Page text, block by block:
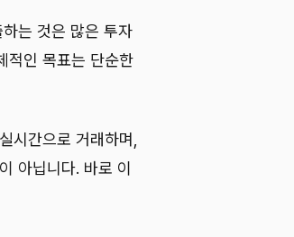
는 것은 많은 투자
적인 목표는 단순한
시간으로 거래하며,
아닙니다. 바로 이